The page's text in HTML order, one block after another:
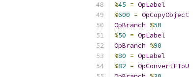
%45 = OpLabel
%600 = OpCopyObject
OpBranch %50
%50 = OpLabel
OpBranch %90
%80 = OpLabel
%82 = OpConvertFToU